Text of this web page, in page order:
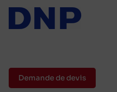
Demande de devis